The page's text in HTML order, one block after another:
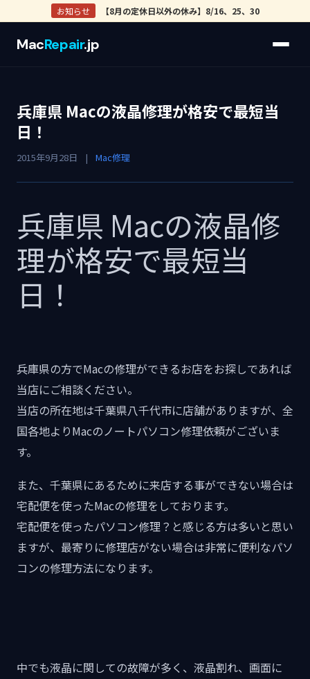
お知らせ 【8月の定休日以外の休み】8/16、25、30
MacRepair.jp
兵庫県 Macの液晶修理が格安で最短当
日！
2015年9月28日 | Mac修理
兵庫県 Macの液晶修
理が格安で最短当
日！
兵庫県の方でMacの修理ができるお店をお探しであれば
当店にご相談ください。
当店の所在地は千葉県八千代市に店舗がありますが、全
国各地よりMacのノートパソコン修理依頼がございま
す。
また、千葉県にあるために来店する事ができない場合は
宅配便を使ったMacの修理をしております。
宅配便を使ったパソコン修理？と感じる方は多いと思い
ますが、最寄りに修理店がない場合は非常に便利なパソ
コンの修理方法になります。
中でも液晶に関しての故障が多く、液晶割れ、画面に